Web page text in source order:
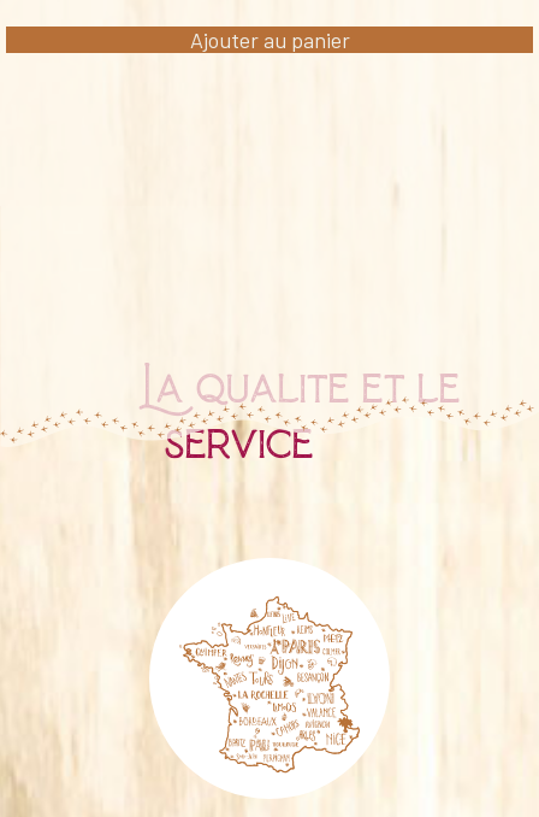
Ajouter au panier
La qualité et le
service